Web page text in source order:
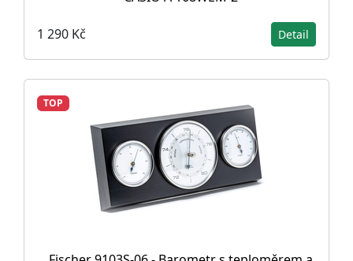
1 290 Kč Detail
TOP